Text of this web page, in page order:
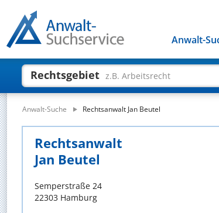
Anwalt-
Rechtsgebiet z.B. Arbeitsrecht
Anwalt-Suche Rechtsanwalt Jan Beutel
Rechtsanwalt
Jan Beutel
Semperstraße 24
22303 Hamburg